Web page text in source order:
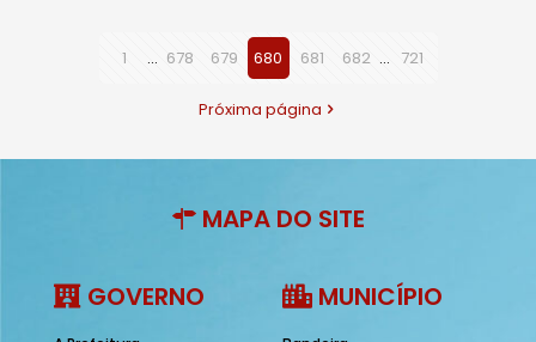
1 ... 678 679 680 681 682 ... 721
Próxima página
MAPA DO SITE
GOVERNO MUNICÍPIO